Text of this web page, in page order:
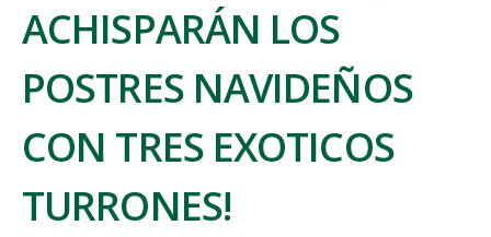
ACHISPARÁN LOS
POSTRES NAVIDEÑOS
CON TRES EXOTICOS
TURRONES!